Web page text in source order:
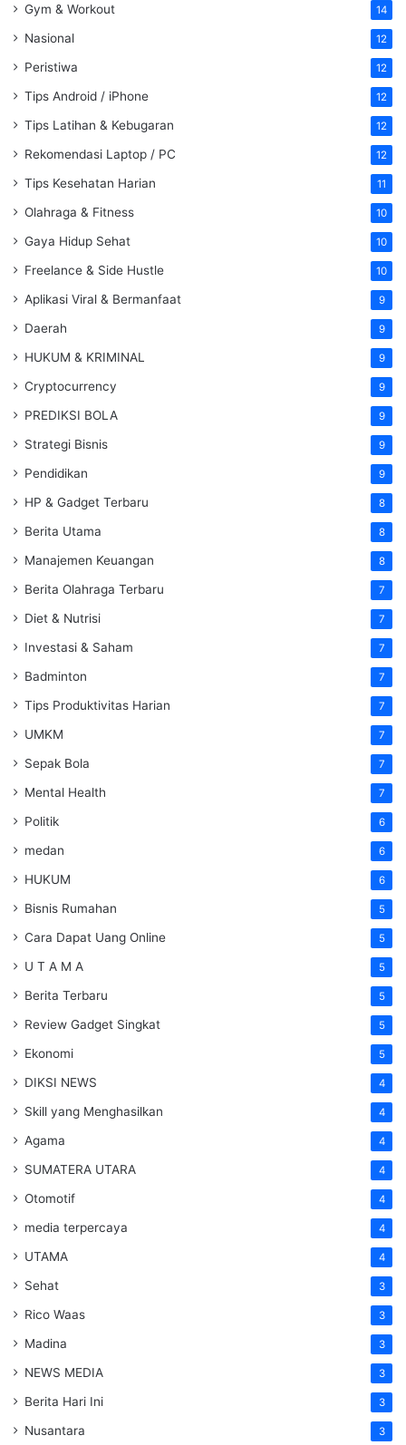
Gym & Workout 14
Nasional 12
Peristiwa 12
Tips Android / iPhone 12
Tips Latihan & Kebugaran 12
Rekomendasi Laptop / PC 12
Tips Kesehatan Harian 11
Olahraga & Fitness 10
Gaya Hidup Sehat 10
Freelance & Side Hustle 10
Aplikasi Viral & Bermanfaat 9
Daerah 9
HUKUM & KRIMINAL 9
Cryptocurrency 9
PREDIKSI BOLA 9
Strategi Bisnis 9
Pendidikan 9
HP & Gadget Terbaru 8
Berita Utama 8
Manajemen Keuangan 8
Berita Olahraga Terbaru 7
Diet & Nutrisi 7
Investasi & Saham 7
Badminton 7
Tips Produktivitas Harian 7
UMKM 7
Sepak Bola 7
Mental Health 7
Politik 6
medan 6
HUKUM 6
Bisnis Rumahan 5
Cara Dapat Uang Online 5
U T A M A 5
Berita Terbaru 5
Review Gadget Singkat 5
Ekonomi 5
DIKSI NEWS 4
Skill yang Menghasilkan 4
Agama 4
SUMATERA UTARA 4
Otomotif 4
media terpercaya 4
UTAMA 4
Sehat 3
Rico Waas 3
Madina 3
NEWS MEDIA 3
Berita Hari Ini 3
Nusantara 3